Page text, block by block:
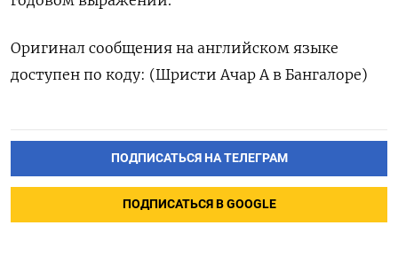
Оригинал сообщения на английском языке
доступен по коду: (Шристи Ачар А в Бангалоре)
ПОДПИСАТЬСЯ НА ТЕЛЕГРАМ
ПОДПИСАТЬСЯ В GOOGLE